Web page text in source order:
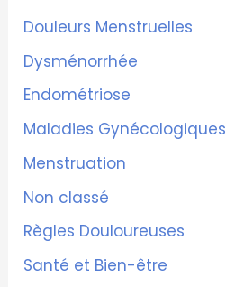
Douleurs Menstruelles
Dysménorrhée
Endométriose
Maladies Gynécologiques
Menstruation
Non classé
Règles Douloureuses
Santé et Bien-être